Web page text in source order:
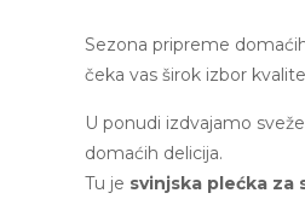
Sezona pripreme
čeka vas širok izbor
U ponudi izdvajamo
domaćih delicija.
Tu je svinjska plećka za